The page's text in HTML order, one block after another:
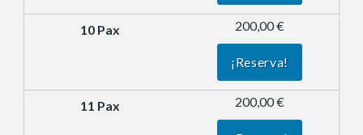
200,00 €
¡Reserva!
200,00 €